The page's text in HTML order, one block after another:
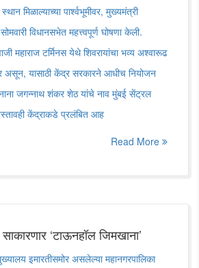
मिळाल्याच्या पार्श्वभूमीवर, मुख्यमंत्री
विधानसभेत महत्त्वपूर्ण घोषणा केली.
महाराज टर्मिनस येथे शिवरायांचा भव्य अश्वारूढ
असून, यासाठी केंद्र सरकारने आधीच नियोजन
जगन्नाथ शंकर शेठ यांचे नाव मुंबई सेंट्रल
केंद्राकडे प्रलंबित आह
Read More
‘टाऊनहॉल जिमखाना’
इमारतीसमोर असलेल्या महानगरपालिका